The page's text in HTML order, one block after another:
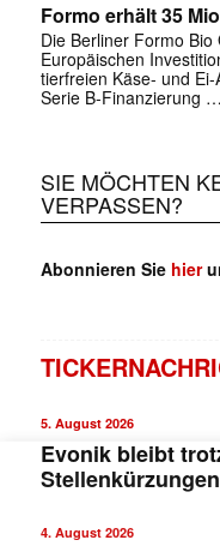
Formo erhält 35
Die Berliner Formo
Europäischen
tierfreien Käse- und
Serie B-Finanzierung …
SIE MÖCHTEN
VERPASSEN?
Abonnieren Sie hier
5. August 2026
Evonik bleibt
Stellenkürzungen
4. August 2026